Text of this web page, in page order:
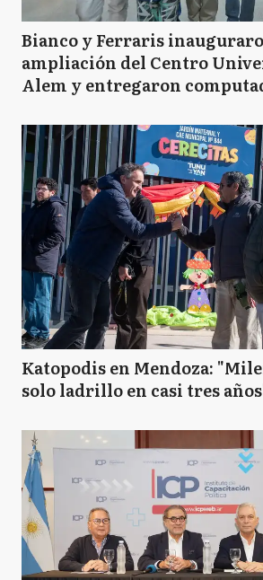
Bianco y Ferraris
ampliación del Centro
Alem y entregaron
Katopodis en Mendoza:
solo ladrillo en casi tres